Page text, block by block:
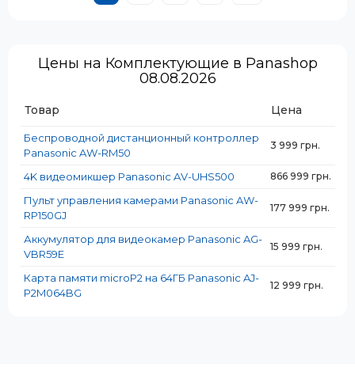
Цены на Комплектующие в Panashop
08.08.2026
Товар Цена
Беспроводной дистанционный контроллер
Panasonic AW-RM50
3 999 грн.
4K видеомикшер Panasonic AV-UHS500 866 999 грн.
Пульт управления камерами Panasonic AW-
RP150GJ
177 999 грн.
Аккумулятор для видеокамер Panasonic AG-
VBR59E
15 999 грн.
Карта памяти microP2 на 64ГБ Panasonic AJ-
P2M064BG
12 999 грн.